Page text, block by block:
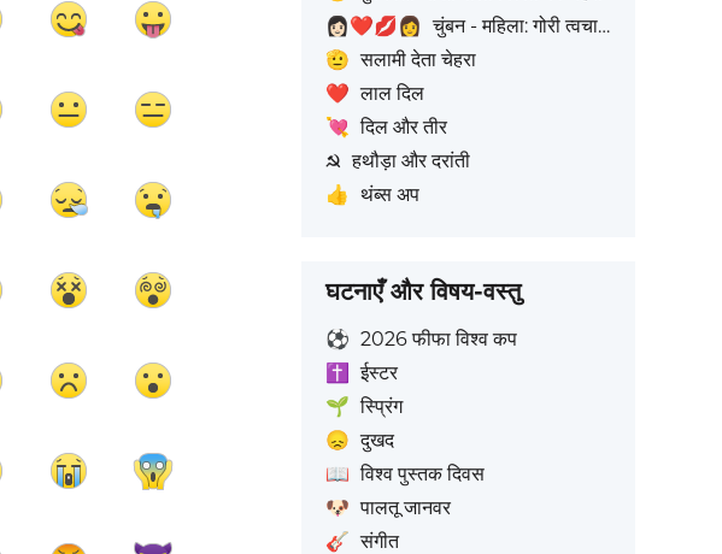
👩🏻‍❤️‍💋‍👩 चुंबन - महिला: गोरी त्वचा टोन, महिला: बिना त्वचा रंग
🫡 सलामी देता चेहरा
❤️ लाल दिल
💘 दिल और तीर
☭ हथौड़ा और दरांती
👍 थंब्स अप
घटनाएँ और विषय-वस्तु
⚽ 2026 फीफा विश्व कप
✝️
ईस्टर
🌱 स्प्रिंग
😞 दुखद
📖 विश्व पुस्तक दिवस
🐶 पालतू जानवर
🎸 संगीत